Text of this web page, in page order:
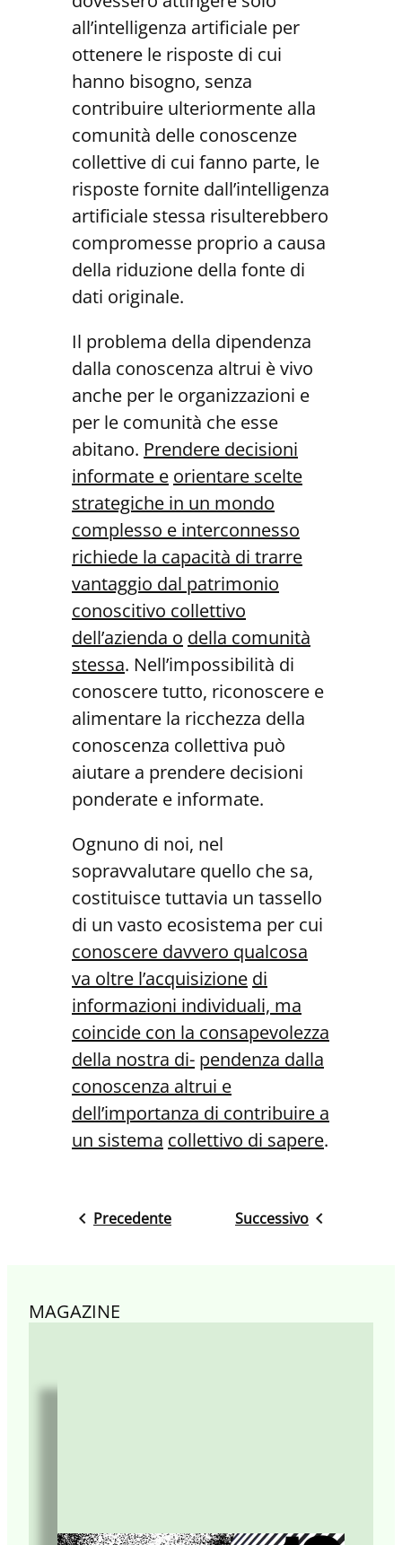
all’intelligenza artificiale per
ottenere le risposte di cui
hanno bisogno, senza
contribuire ulteriormente alla
comunità delle conoscenze
collettive di cui fanno parte, le
risposte fornite dall’intelligenza
artificiale stessa risulterebbero
compromesse proprio a causa
della riduzione della fonte di
dati originale.
Il problema della dipendenza
dalla conoscenza altrui è vivo
anche per le organizzazioni e
per le comunità che esse
abitano. Prendere decisioni
informate e orientare scelte
strategiche in un mondo
complesso e interconnesso
richiede la capacità di trarre
vantaggio dal patrimonio
conoscitivo collettivo
dell’azienda o della comunità
stessa. Nell’impossibilità di
conoscere tutto, riconoscere e
alimentare la ricchezza della
conoscenza collettiva può
aiutare a prendere decisioni
ponderate e informate.
Ognuno di noi, nel
sopravvalutare quello che sa,
costituisce tuttavia un tassello
di un vasto ecosistema per cui
conoscere davvero qualcosa
va oltre l’acquisizione di
informazioni individuali, ma
coincide con la consapevolezza
della nostra di- pendenza dalla
conoscenza altrui e
dell’importanza di contribuire a
un sistema collettivo di sapere.
Precedente Successivo
MAGAZINE